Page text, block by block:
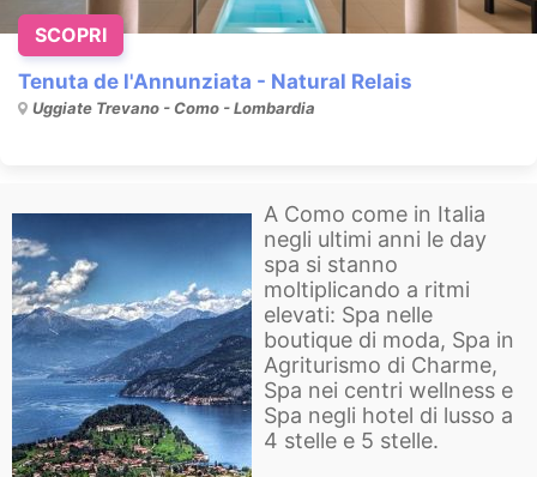
Tenuta de l'Annunziata - Natural Relais
Uggiate Trevano - Como - Lombardia
SCOPRI
A Como come in Italia
negli ultimi anni le day
spa si stanno
moltiplicando a ritmi
elevati: Spa nelle
boutique di moda, Spa in
Agriturismo di Charme,
Spa nei centri wellness e
Spa negli hotel di lusso a
4 stelle e 5 stelle.